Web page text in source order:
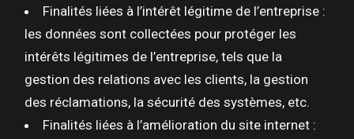
Finalités liées à l’intérêt légitime de l’entreprise :
les données sont collectées pour protéger les
intérêts légitimes de l’entreprise, tels que la
gestion des relations avec les clients, la gestion
des réclamations, la sécurité des systèmes, etc.
Finalités liées à l’amélioration du site internet :